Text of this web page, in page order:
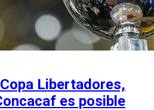
Libertadores,
es posible